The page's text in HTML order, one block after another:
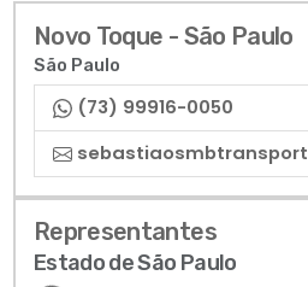
Novo Toque - São Paulo
São Paulo
(73) 99916-0050
Representantes
Estado de São Paulo